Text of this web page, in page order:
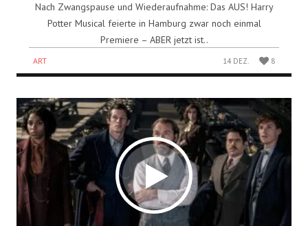
Nach Zwangspause und Wiederaufnahme: Das AUS! Harry
Potter Musical feierte in Hamburg zwar noch einmal
Premiere – ABER jetzt ist..
ART 14 DEZ. 8